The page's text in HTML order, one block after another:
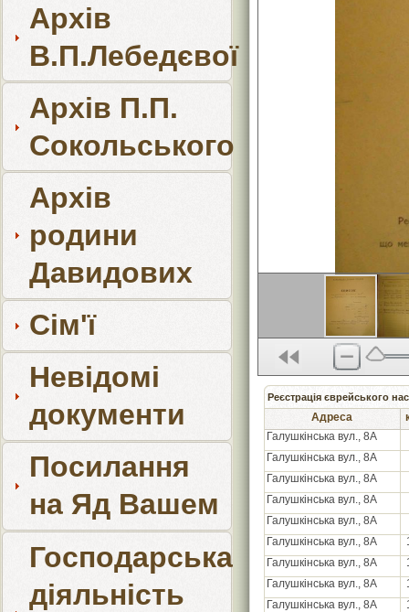
Архів
В.П.Лебедєвої
Архів П.П.
Сокольського
Архів
родини
Давидових
Сім'ї
Невідомі
документи
Посилання
на Яд Вашем
Господарська
діяльність
Реєстрація єврейського
Адреса
Галушкінська вул., 8А
Галушкінська вул., 8А
Галушкінська вул., 8А
Галушкінська вул., 8А
Галушкінська вул., 8А
Галушкінська вул., 8А
Галушкінська вул., 8А
Галушкінська вул., 8А
Галушкінська вул., 8А